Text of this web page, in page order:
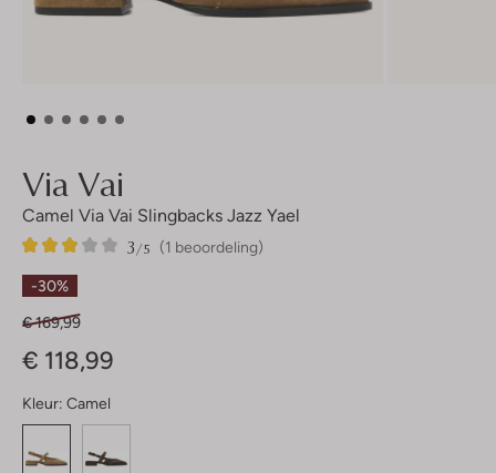
Via Vai
Camel Via Vai Slingbacks Jazz Yael
(1 beoordeling)
3/5
1
3
Sterren
-30%
€ 169,99
€ 118,99
Kleur: Camel